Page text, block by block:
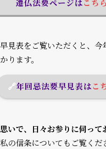
遷仏法要ページはこちら
見表をご覧いただくと、今
ります。
🔗年回忌法要早見表はこ
いで、日々お参りに伺って
の信条についてもご覧くだ